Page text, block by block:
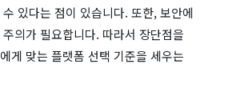
있다는 점이 있습니다. 또한, 보안에
의가 필요합니다. 따라서 장단점을
게 맞는 플랫폼 선택 기준을 세우는